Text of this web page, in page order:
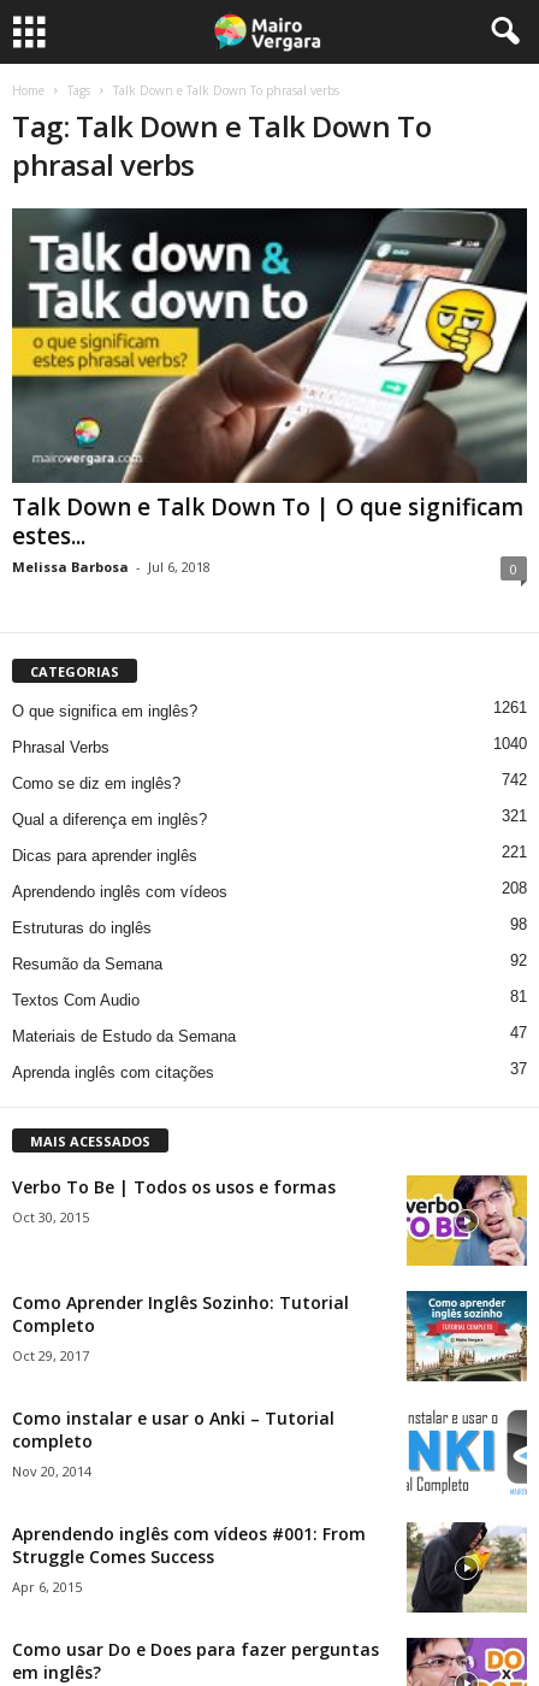
Home Tags Talk Down e Talk Down To phrasal verbs
Tag: Talk Down e Talk Down To
phrasal verbs
Talk Down e Talk Down To | O que significam
estes...
Melissa Barbosa - Jul 6, 2018 0
CATEGORIAS
O que significa em inglês? 1261
Phrasal Verbs 1040
Como se diz em inglês? 742
Qual a diferença em inglês? 321
Dicas para aprender inglês 221
Aprendendo inglês com vídeos 208
Estruturas do inglês 98
Resumão da Semana 92
Textos Com Audio 81
Materiais de Estudo da Semana 47
Aprenda inglês com citações 37
MAIS ACESSADOS
Verbo To Be | Todos os usos e formas
Oct 30, 2015
Como Aprender Inglês Sozinho: Tutorial
Completo
Oct 29, 2017
Como instalar e usar o Anki – Tutorial
completo
Nov 20, 2014
Aprendendo inglês com vídeos #001: From
Struggle Comes Success
Apr 6, 2015
Como usar Do e Does para fazer perguntas
em inglês?